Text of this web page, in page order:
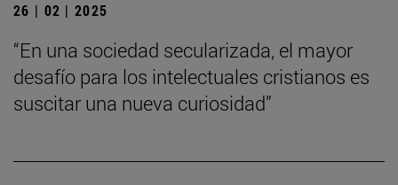
26 | 02 | 2025
“En una sociedad secularizada, el mayor
desafío para los intelectuales cristianos es
suscitar una nueva curiosidad”